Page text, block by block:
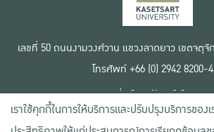
เลขที่ 50 ถนนงามวงศ์วาน แขวงลาดยาว เขตจตุ
โทรศัพท์ +66 (0) 2942 8200-
เงื่อนไขการใช้งานเว็บไซต์
ข้อตกลงด้านสิทธิ์ใช้งาน
นโยบายความเป็นส่วนตัว
เราใช้คุกกี้ในการให้บริการและปรับปรุงบริการขอ